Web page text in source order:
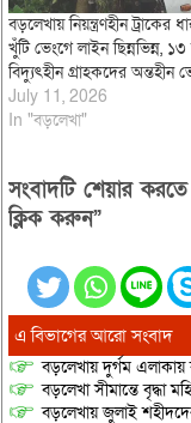
বড়লেখায় নিয়ন্ত্রণহীন ট্রাকের
খুঁটি ভেংগে লাইন ছিন্নভিন্ন, ১৩
বিদ্যুৎহীন গ্রাহকদের অন্তহীন
July 11, 2026
In "বড়লেখা"
সংবাদটি শেয়ার
ক্লিক করুন”
এ বিভাগের আরো সংবাদ
বড়লেখায় দুর্গম এলাকায়
বড়লেখা সীমান্তে বৃদ্ধা
বড়লেখায় জুলাই